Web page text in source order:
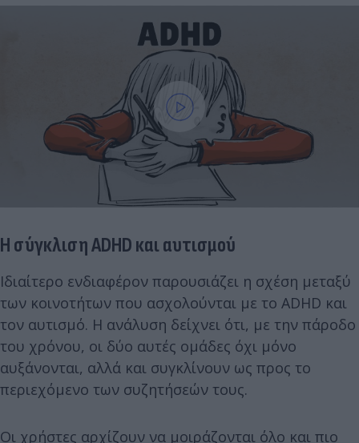
Η σύγκλιση ADHD και αυτισμού
Ιδιαίτερο ενδιαφέρον παρουσιάζει η σχέση μεταξύ
των κοινοτήτων που ασχολούνται με το ADHD και
τον αυτισμό. Η ανάλυση δείχνει ότι, με την πάροδο
του χρόνου, οι δύο αυτές ομάδες όχι μόνο
αυξάνονται, αλλά και συγκλίνουν ως προς το
περιεχόμενο των συζητήσεών τους.
Οι χρήστες αρχίζουν να μοιράζονται όλο και πιο